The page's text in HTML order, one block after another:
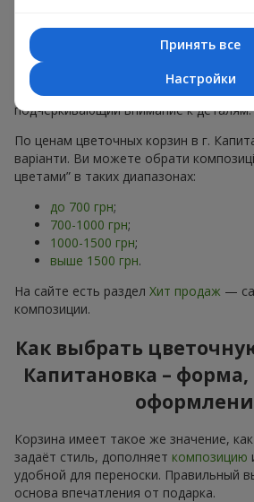
Минималистичные решения—
акцент на цвет или текстуру.
Есть также
VIP-композиции—
особых случаев. Каждое изделие —
подчёркивающий внимание к деталям.
По ценам цветочных корзин в г.
варіанти. Ви можете обрати
цветами” в таких диапазонах:
до 700 грн;
700-1000 грн;
1000-1500 грн;
выше 1500 грн.
На сайте есть раздел Хит продаж —
композиции.
Как выбрать
Капитановка –
Корзина имеет такое же значение,
задаёт стиль, дополняет композицию
удобной для переноски. Правильный
основа впечатления от подарка.
Принять все
Настройки